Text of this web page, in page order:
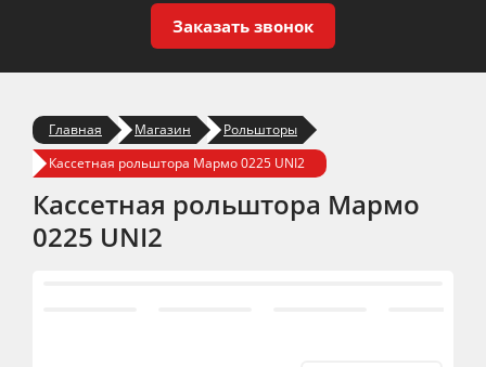
Заказать звонок
Главная Магазин
Рольшторы
Кассетная рольштора Мармо 0225 UNI2
Кассетная рольштора Мармо
0225 UNI2